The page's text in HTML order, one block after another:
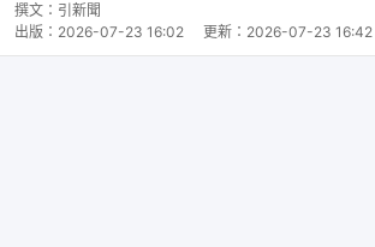
撰文： 引新聞
出版： 2026-07-23 16:02 更新： 2026-07-23 16:42